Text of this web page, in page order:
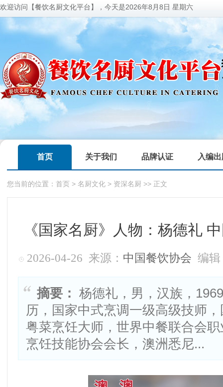
欢迎访问【餐饮名厨文化平台】，今天是2026年8月8日 星期六
首页 关于我们 品牌认证 入编
您当前的位置： 首页> 名厨文化> 资深名厨>> 正文
《国家名厨》人物：杨德礼
2026-04-26 来源： 中国餐饮协会 编
摘要： 杨德礼，男，汉族，
历，国家中式烹调一级高级技师
粤菜烹饪大师，世界中餐联合会
烹饪技能协会会长，澳洲悉尼...